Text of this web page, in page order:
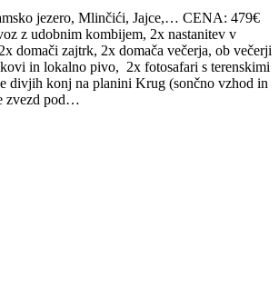
jezero, Mlinčići, Jajce,… CENA: 479€
z udobnim kombijem, 2x nastanitev v
domači zajtrk, 2x domača večerja, ob večerji
in lokalno pivo, 2x fotosafari s terenskimi
divjih konj na planini Krug (sončno vzhod in
zvezd pod…